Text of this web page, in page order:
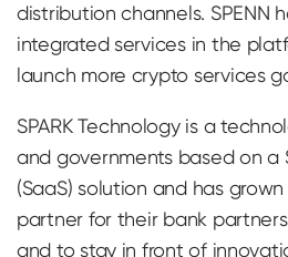
distribution channels. SPENN
integrated services in the
launch more crypto services
SPARK Technology is a
and governments based on a
(SaaS) solution and has
partner for their bank
and to stay in front of